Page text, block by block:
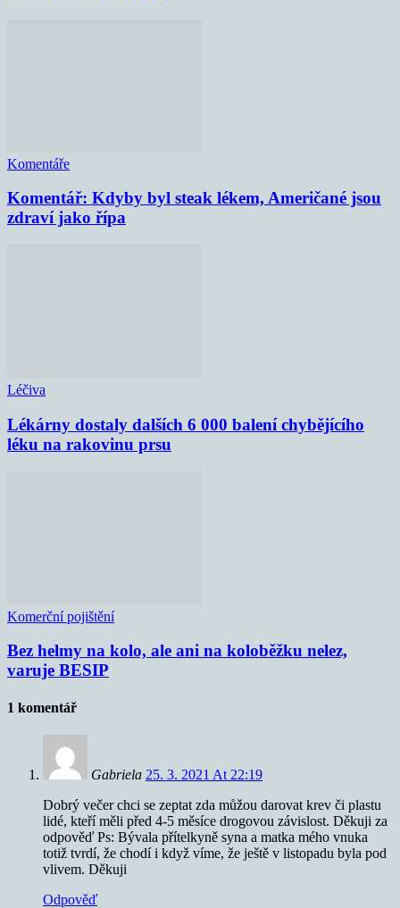
Komentáře
Komentář: Kdyby byl steak lékem, Američané jsou
zdraví jako řípa
Léčiva
Lékárny dostaly dalších 6 000 balení chybějícího
léku na rakovinu prsu
Komerční pojištění
Bez helmy na kolo, ale ani na koloběžku nelez,
varuje BESIP
1 komentář
Gabriela 25. 3. 2021 At 22:19
Dobrý večer chci se zeptat zda můžou darovat krev či plastu
lidé, kteří měli před 4-5 měsíce drogovou závislost. Děkuji za
odpověď Ps: Bývala přítelkyně syna a matka mého vnuka
totiž tvrdí, že chodí i když víme, že ještě v listopadu byla pod
vlivem. Děkuji
Odpověď